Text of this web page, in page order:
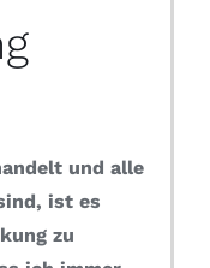
und alle
ist es
zu